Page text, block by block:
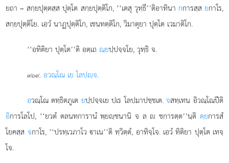
ยถา – สกฺยปุตฺตสฺส ปุตฺโต สกฺยปุตฺติโก, ‘‘เตสุ วุทฺธี’’ติอาทินา กการสฺส ยกาโร,
สกฺยปุตฺติโย. เอวํ นาฏปุตฺติโก, เชนทตฺติโก, วิมาตุยา ปุตฺโต เวมาติโก.
‘‘อทิติยา ปุตฺโต’’ติ อตฺเถณฺยปฺปจฺจโย, วุทฺธิ จ.
๓๖๙.อวณฺโณ เย โลปฺจ.
อวณฺโณ ตทฺธิตภูเต ยปฺปจฺจเย ปเร โลปมาปชฺชเต.จสทฺเทน อิวณฺโณปีติ
อิการโลโป, ‘‘ยวตํ ตลนทการานํ พฺยฺชนานิ จ ล  ชการตฺต’’นฺติ ตฺยการสํ
โยคสฺส จกาโร, ‘‘ปรทฺเวภาโว าเน’’ติ ทฺวิตฺตํ, อาทิจฺโจ. เอวํ ทิติยา ปุตฺโต เทจฺ
โจ.